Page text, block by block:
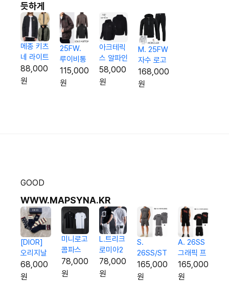
듯하게
메종 키츠
네 라이트
패딩점퍼
(남여공
88,000
원
25FW.
루이비통
레터링 사
각 집업
115,000
원
아크테릭
스 알파인
아카데미
후드 집업
58,000
원
M. 25FW
자수 로고
후드집업
셋업
168,000
원
GOOD
WWW.MAPSYNA.KR
[DIOR]
오리지날
패턴Set
5종 양말
68,000
원
미니로고
콤파스
코튼 반
팔티
78,000
원
L.트리크
로미아2
반팔티
78,000
원
S.
26SS/ST
레터링
3p 오버
165,000
원
A. 26SS
그래픽 프
린팅 3p
오버핏 셋
165,000
원